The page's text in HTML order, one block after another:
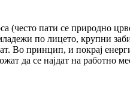
(често пати се природно
по лицето, крупни
Во принцип, и покрај
да се најдат на работно